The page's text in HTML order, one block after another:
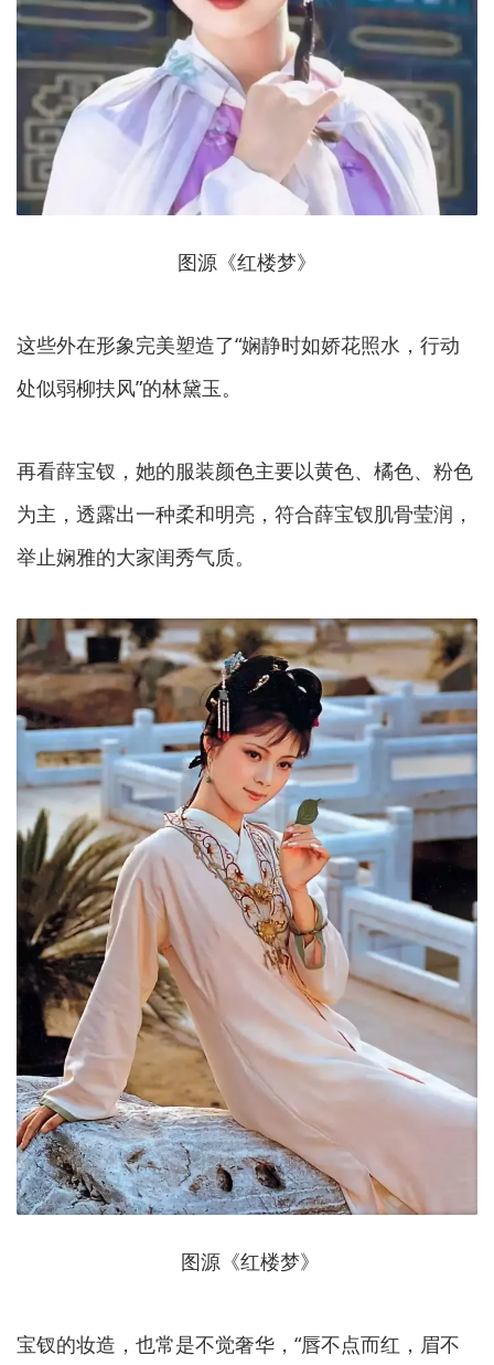
图源《红楼梦》
这些外在形象完美塑造了“娴静时如娇花照水，行动
处似弱柳扶风”的林黛玉。
再看薛宝钗，她的服装颜色主要以黄色、橘色、粉色
为主，透露出一种柔和明亮，符合薛宝钗肌骨莹润，
举止娴雅的大家闺秀气质。
图源《红楼梦》
宝钗的妆造，也常是不觉奢华，“唇不点而红，眉不